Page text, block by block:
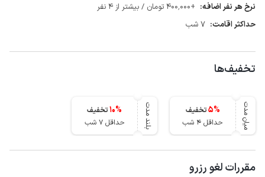
نرخ هر نفر اضافه: +400٬000 تومان / بیشتر از 4 نفر
حداکثر اقامت: 7 شب
تخفیف‌ها
میان مدت 5%
تخفیف
حداقل 4 شب
بلند مدت 10%
تخفیف
حداقل 7 شب
مقررات لغو رزرو